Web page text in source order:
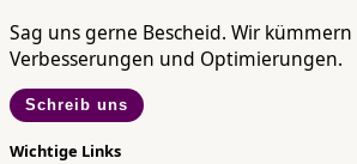
Sag uns gerne Bescheid. Wir
Verbesserungen und Optimierungen.
Schreib uns
Wichtige Links